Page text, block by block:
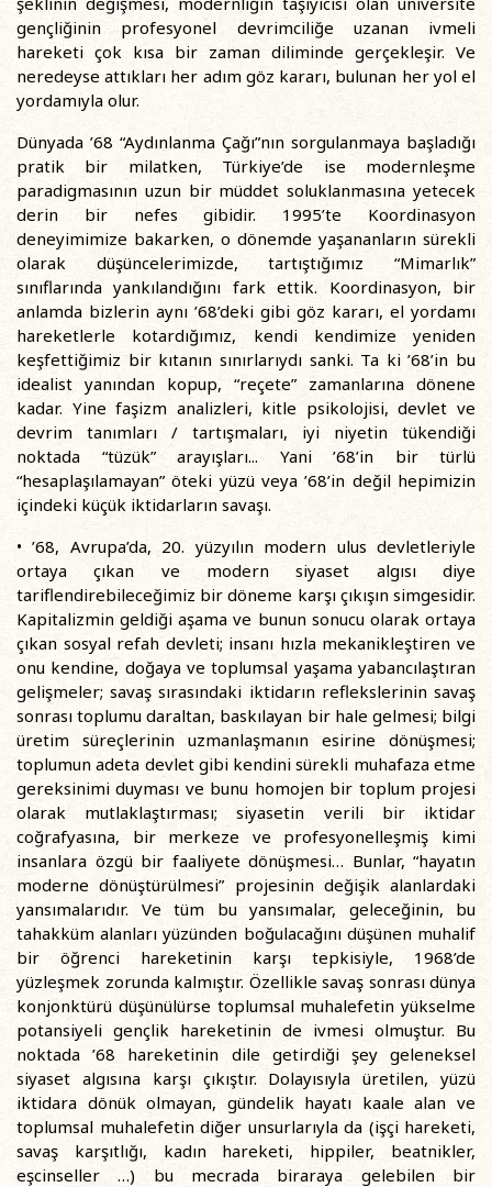
gençliğinin profesyonel devrimciliğe uzanan ivmeli
hareketi çok kısa bir zaman diliminde gerçekleşir. Ve
neredeyse attıkları her adım göz kararı, bulunan her yol el
yordamıyla olur.
Dünyada ’68 “Aydınlanma Çağı”nın sorgulanmaya başladığı
pratik bir milatken, Türkiye’de ise modernleşme
paradigmasının uzun bir müddet soluklanmasına yetecek
derin bir nefes gibidir. 1995’te Koordinasyon
deneyimimize bakarken, o dönemde yaşananların sürekli
olarak düşüncelerimizde, tartıştığımız “Mimarlık”
sınıflarında yankılandığını fark ettik. Koordinasyon, bir
anlamda bizlerin aynı ’68’deki gibi göz kararı, el yordamı
hareketlerle kotardığımız, kendi kendimize yeniden
keşfettiğimiz bir kıtanın sınırlarıydı sanki. Ta ki ’68’in bu
idealist yanından kopup, “reçete” zamanlarına dönene
kadar. Yine faşizm analizleri, kitle psikolojisi, devlet ve
devrim tanımları / tartışmaları, iyi niyetin tükendiği
noktada “tüzük” arayışları... Yani ’68’in bir türlü
“hesaplaşılamayan” öteki yüzü veya ’68’in değil hepimizin
içindeki küçük iktidarların savaşı.
• ’68, Avrupa’da, 20. yüzyılın modern ulus devletleriyle
ortaya çıkan ve modern siyaset algısı diye
tariflendirebileceğimiz bir döneme karşı çıkışın simgesidir.
Kapitalizmin geldiği aşama ve bunun sonucu olarak ortaya
çıkan sosyal refah devleti; insanı hızla mekanikleştiren ve
onu kendine, doğaya ve toplumsal yaşama yabancılaştıran
gelişmeler; savaş sırasındaki iktidarın reflekslerinin savaş
sonrası toplumu daraltan, baskılayan bir hale gelmesi; bilgi
üretim süreçlerinin uzmanlaşmanın esirine dönüşmesi;
toplumun adeta devlet gibi kendini sürekli muhafaza etme
gereksinimi duyması ve bunu homojen bir toplum projesi
olarak mutlaklaştırması; siyasetin verili bir iktidar
coğrafyasına, bir merkeze ve profesyonelleşmiş kimi
insanlara özgü bir faaliyete dönüşmesi… Bunlar, “hayatın
moderne dönüştürülmesi” projesinin değişik alanlardaki
yansımalarıdır. Ve tüm bu yansımalar, geleceğinin, bu
tahakküm alanları yüzünden boğulacağını düşünen muhalif
bir öğrenci hareketinin karşı tepkisiyle, 1968’de
yüzleşmek zorunda kalmıştır. Özellikle savaş sonrası dünya
konjonktürü düşünülürse toplumsal muhalefetin yükselme
potansiyeli gençlik hareketinin de ivmesi olmuştur. Bu
noktada ’68 hareketinin dile getirdiği şey geleneksel
siyaset algısına karşı çıkıştır. Dolayısıyla üretilen, yüzü
iktidara dönük olmayan, gündelik hayatı kaale alan ve
toplumsal muhalefetin diğer unsurlarıyla da (işçi hareketi,
savaş karşıtlığı, kadın hareketi, hippiler, beatnikler,
eşcinseller …) bu mecrada biraraya gelebilen bir